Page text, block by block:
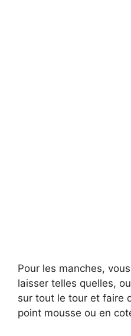
Pour les manches,
laisser telles quelles,
sur tout le tour et faire
point mousse ou en